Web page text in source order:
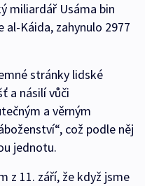
miliardář Usáma bin
Káida, zahynulo 2977
stránky lidské
a násilí vůči
a věrným
což podle něj
jednotu.
z 11. září, že když jsme